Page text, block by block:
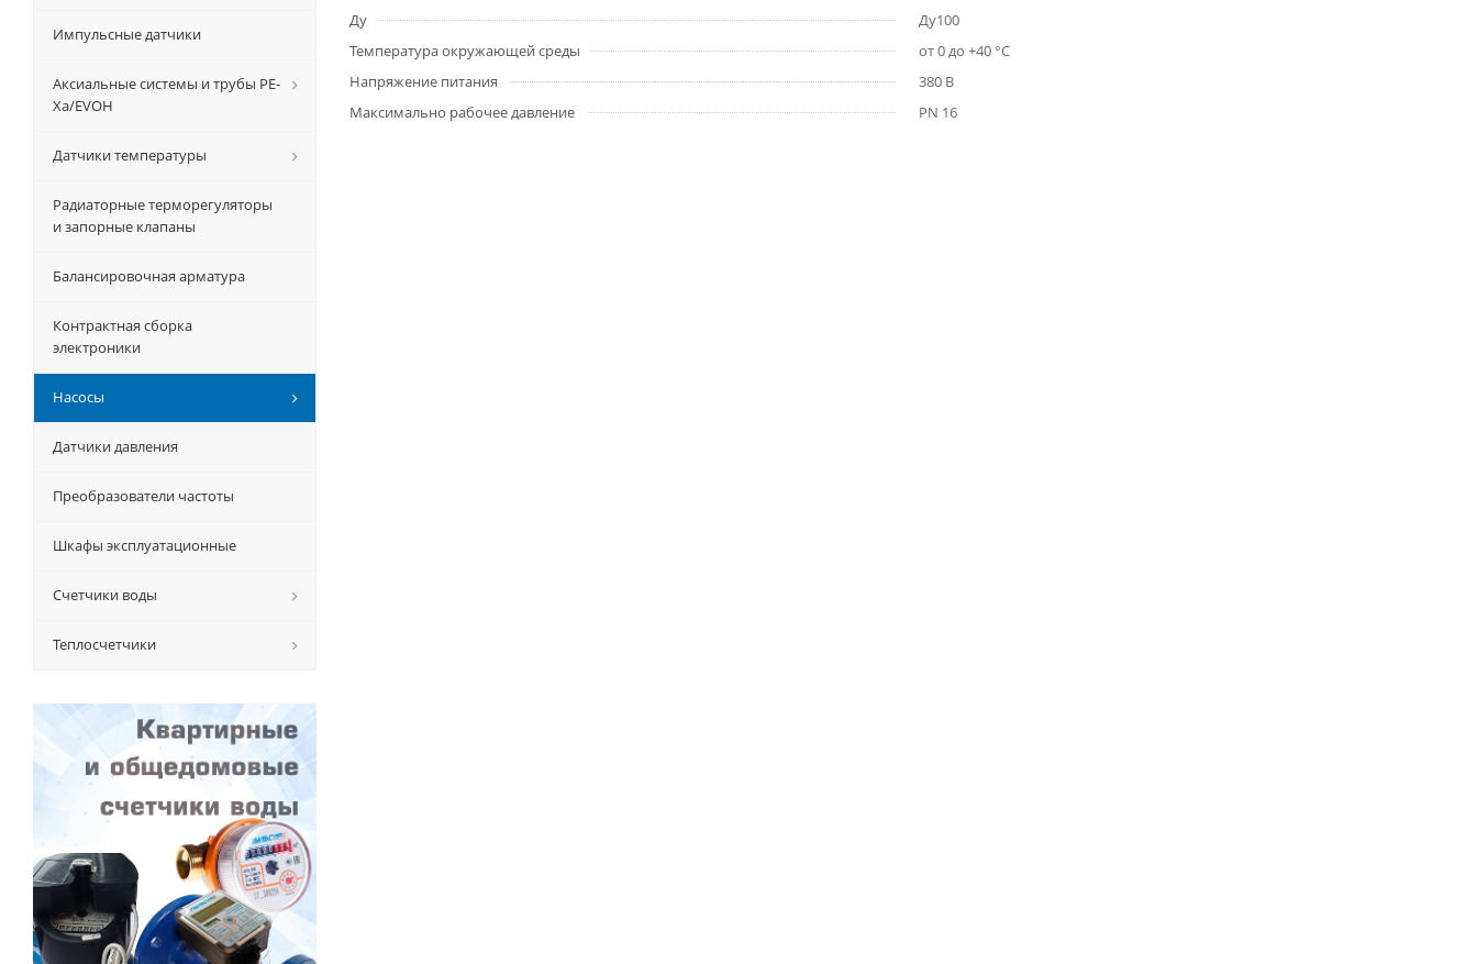
Ду
Ду100
Температура окружающей среды
от 0 до +40 °С
Напряжение питания
380 В
Максимально рабочее давление
PN 16
Импульсные датчики
Аксиальные системы и трубы РЕ-
Ха/EVOH
Датчики температуры
Радиаторные терморегуляторы
и запорные клапаны
Балансировочная арматура
Контрактная сборка
электроники
Насосы
Датчики давления
Преобразователи частоты
Шкафы эксплуатационные
Счетчики воды
Теплосчетчики